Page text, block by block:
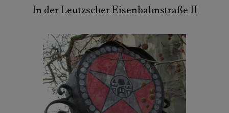
In der Leutzscher Eisenbahnstraße II